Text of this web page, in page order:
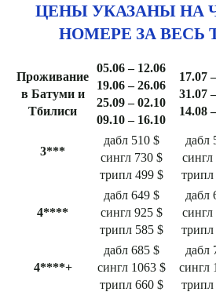
ЦЕНЫ УКАЗАНЫ НА
НОМЕРЕ ЗА ВЕСЬ
Проживание
в Батуми и
Тбилиси
05.06 – 12.06
19.06 – 26.06
25.09 – 02.10
09.10 – 16.10
17.07
31.07
14.08
3***
дабл 510 $
сингл 730 $
трипл 499 $
дабл
сингл
трипл
4****
дабл 649 $
сингл 925 $
трипл 585 $
дабл
сингл
трипл
4****+
дабл 685 $
сингл 1063 $
трипл 660 $
дабл
сингл
трипл